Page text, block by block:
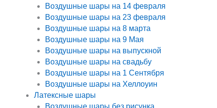
Воздушные шары на 14 февраля
Воздушные шары на 23 февраля
Воздушные шары на 8 марта
Воздушные шары на 9 Мая
Воздушные шары на выпускной
Воздушные шары на свадьбу
Воздушные шары на 1 Сентября
Воздушные шары на Хеллоуин
Латексные шары
Воздушные шары без рисунка